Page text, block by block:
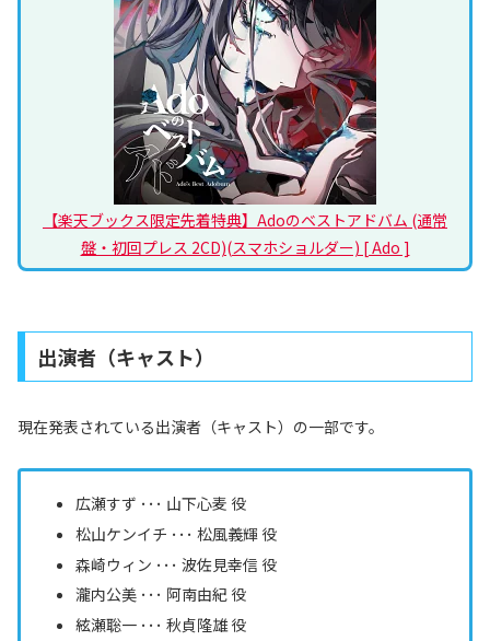
【楽天ブックス限定先着特典】Adoのベストアドバム (通常
盤・初回プレス 2CD)(スマホショルダー) [ Ado ]
出演者（キャスト）
現在発表されている出演者（キャスト）の一部です。
広瀬すず ･･･ 山下心麦 役
松山ケンイチ ･･･ 松風義輝 役
森崎ウィン ･･･ 波佐見幸信 役
瀧内公美 ･･･ 阿南由紀 役
絃瀬聡一 ･･･ 秋貞隆雄 役